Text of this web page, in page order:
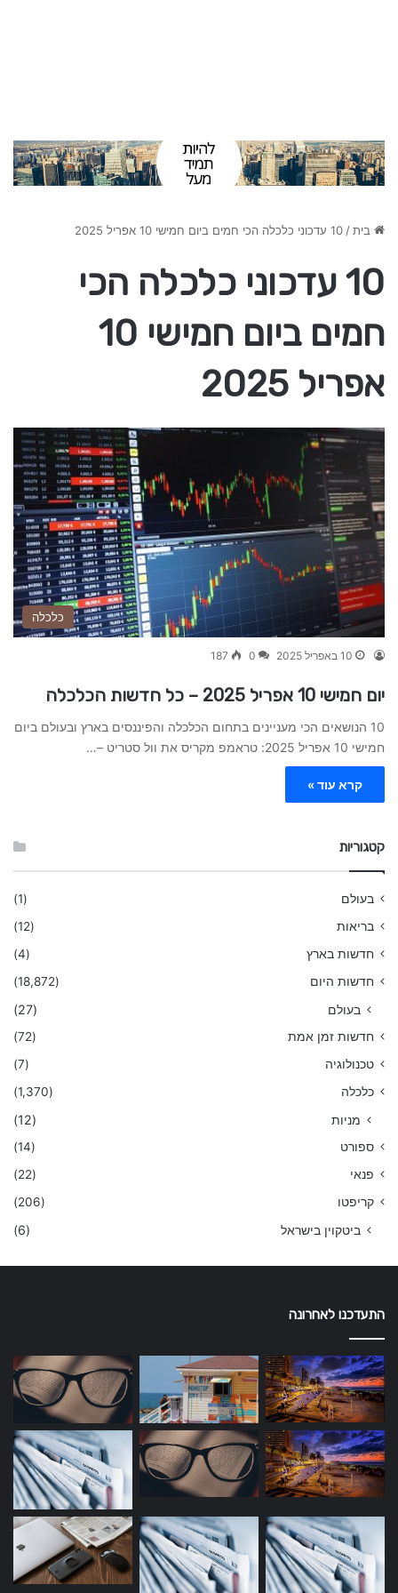
בית/10 עדכוני כלכלה הכי חמים ביום חמישי 10 אפריל 2025
10 עדכוני כלכלה הכי
חמים ביום חמישי 10
אפריל 2025
כלכלה
10 באפריל 2025 0
187
יום חמישי 10 אפריל 2025 – כל חדשות הכלכלה
10 הנושאים הכי מעניינים בתחום הכלכלה והפיננסים בארץ ובעולם ביום
חמישי 10 אפריל 2025: טראמפ מקריס את וול סטריט –…
קרא עוד »
קטגוריות
בעולם
(1)
בריאות
(12)
חדשות בארץ
(4)
חדשות היום
(18,872)
בעולם (27)
חדשות זמן אמת
(72)
טכנולוגיה
(7)
כלכלה
(1,370)
מניות (12)
ספורט
(14)
פנאי
(22)
קריפטו
(206)
ביטקוין בישראל (6)
התעדכנו לאחרונה